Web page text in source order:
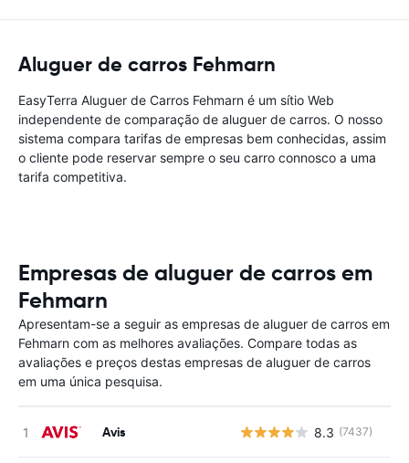
Aluguer de carros Fehmarn
EasyTerra Aluguer de Carros Fehmarn é um sítio Web
independente de comparação de aluguer de carros. O nosso
sistema compara tarifas de empresas bem conhecidas, assim
o cliente pode reservar sempre o seu carro connosco a uma
tarifa competitiva.
Empresas de aluguer de carros em
Fehmarn
Apresentam-se a seguir as empresas de aluguer de carros em
Fehmarn com as melhores avaliações. Compare todas as
avaliações e preços destas empresas de aluguer de carros
em uma única pesquisa.
Avis 8.3 (7437)